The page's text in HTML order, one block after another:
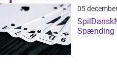
05
Spænding